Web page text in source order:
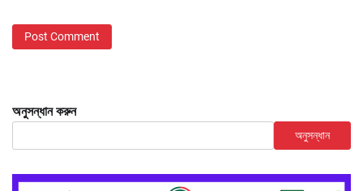
অনুসন্ধান করুন
অনুসন্ধান